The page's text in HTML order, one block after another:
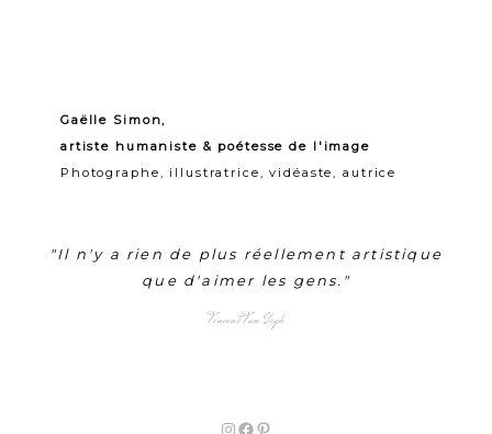
Gaëlle Simon,
artiste humaniste & poétesse de l'image
Photographe, illustratrice, vidéaste, autrice
"Il n'y a rien de plus réellement artistique
que d'aimer les gens."
Vincent Van Gogh
Instagram
Facebook
Pinterest